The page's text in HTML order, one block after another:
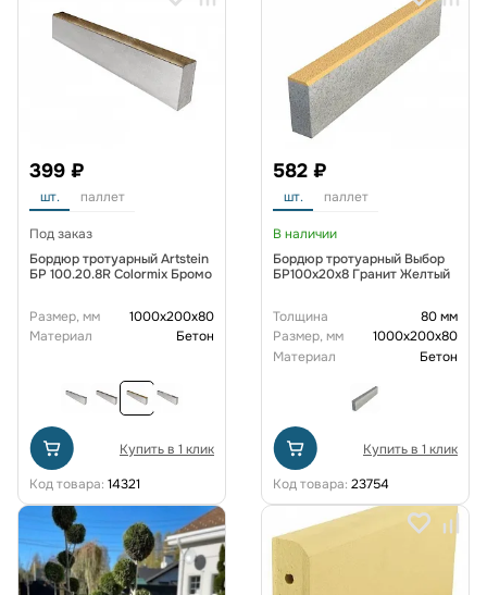
399 ₽
шт. паллет
Под заказ
Бордюр тротуарный Artstein
БР 100.20.8R Colormix Бромо
Размер, мм
1000x200x80
Материал
Бетон
Купить в 1 клик
Код товара: 14321
582 ₽
шт. паллет
В наличии
Бордюр тротуарный Выбор
БР100х20х8 Гранит Желтый
Толщина
80 мм
Размер, мм
1000x200x80
Материал
Бетон
Купить в 1 клик
Код товара: 23754